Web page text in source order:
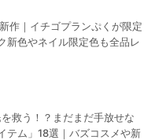
作｜イチゴプランぷくが限定
新色やネイル限定色も全品レ
救う！？まだまだ手放せな
テム」18選｜バズコスメや新